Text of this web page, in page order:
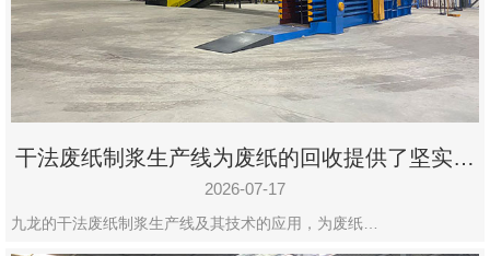
号-1
干法废纸制浆生产线为废纸的回收提供了坚实的
保障
2026-07-17
九龙的干法废纸制浆生产线及其技术的应用，为废纸…